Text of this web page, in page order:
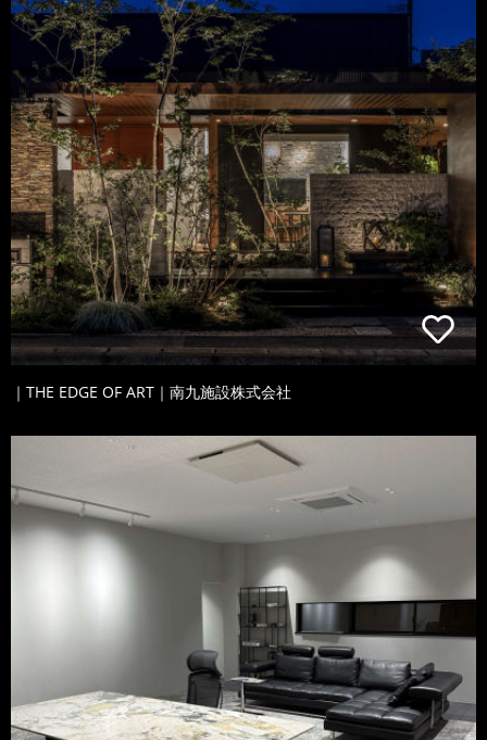
｜THE EDGE OF ART｜南九施設株式会社